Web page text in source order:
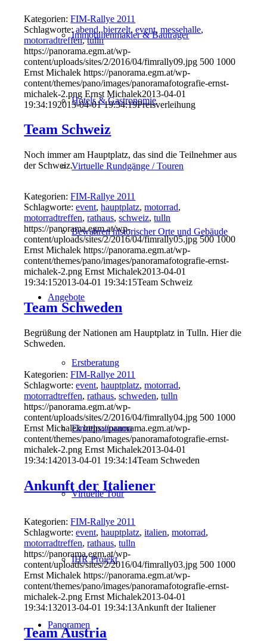
Immobilienmakler & Bauträger
Hotels & Gastronomie
Virtuelle Rundgänge / Touren
Bewahren historischer Orte und Gebäude
Angebote
Erstberatung
Einzelpanorama
Virtuelle Tour
IHR Projekt
Panoramen
Kategorien:FIM-Rallye 2011
Schlagworte:abend,bierzelt,event,messehalle,
motorradtreffen,tulln
https://panorama.egm.at/wp-
content/uploads/sites/2/2016/04/fimrally09.jpg 500 1000
Ernst Michalek https://panorama.egm.at/wp-
content/themes/pano/images/panoramafotografie-ernst-
michalek-2.png Ernst Michalek2013-04-01
19:34:192013-04-01 19:34:19Preisverleihung
Team Schweiz
Noch immer am Hauptplatz, das sind die Teilnehmer aus
der Schweiz.
Kategorien:FIM-Rallye 2011
Schlagworte:event,hauptplatz,motorrad,
motorradtreffen,rathaus,schweiz,tulln
https://panorama.egm.at/wp-
content/uploads/sites/2/2016/04/fimrally05.jpg 500 1000
Ernst Michalek https://panorama.egm.at/wp-
content/themes/pano/images/panoramafotografie-ernst-
michalek-2.png Ernst Michalek2013-04-01
19:34:152013-04-01 19:34:15Team Schweiz
Team Schweden
Begrüßung der Nationen am Hauptplatz in Tulln. Hier die
Schweden.
Kategorien:FIM-Rallye 2011
Schlagworte:event,hauptplatz,motorrad,
motorradtreffen,rathaus,schweden,tulln
https://panorama.egm.at/wp-
content/uploads/sites/2/2016/04/fimrally04.jpg 500 1000
Ernst Michalek https://panorama.egm.at/wp-
content/themes/pano/images/panoramafotografie-ernst-
michalek-2.png Ernst Michalek2013-04-01
19:34:142013-04-01 19:34:14Team Schweden
Ankunft der Italiener
Kategorien:FIM-Rallye 2011
Schlagworte:event,hauptplatz,italien,motorrad,
motorradtreffen,rathaus,tulln
https://panorama.egm.at/wp-
content/uploads/sites/2/2016/04/fimrally03.jpg 500 1000
Ernst Michalek https://panorama.egm.at/wp-
content/themes/pano/images/panoramafotografie-ernst-
michalek-2.png Ernst Michalek2013-04-01
19:34:132013-04-01 19:34:13Ankunft der Italiener
Team Austria